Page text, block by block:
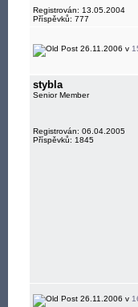
Registrován: 13.05.2004
Příspěvků: 777
26.11.2006 v
stybla
Senior Member
Registrován: 06.04.2005
Příspěvků: 1845
26.11.2006 v